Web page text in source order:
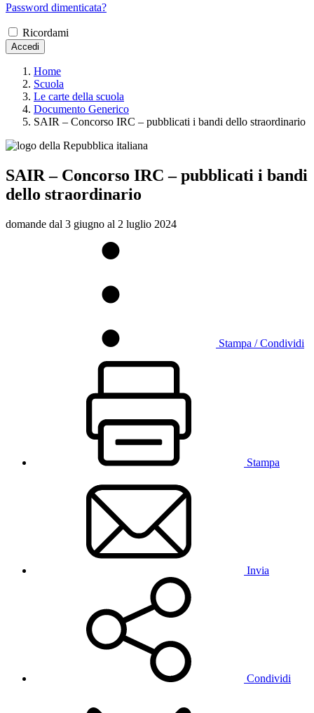
Password dimenticata?
Ricordami
Accedi
Home
Scuola
Le carte della scuola
Documento Generico
SAIR – Concorso IRC – pubblicati i bandi dello straordinario
SAIR – Concorso IRC – pubblicati i bandi
dello straordinario
domande dal 3 giugno al 2 luglio 2024
Stampa / Condividi
Stampa
Invia
Condividi